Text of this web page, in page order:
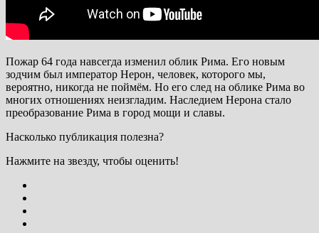
Пожар 64 года навсегда изменил облик Рима. Его новым
зодчим был император Нерон, человек, которого мы,
вероятно, никогда не поймём. Но его след на облике Рима во
многих отношениях неизгладим. Наследием Нерона стало
преобразование Рима в город мощи и славы.
Насколько публикация полезна?
Нажмите на звезду, чтобы оценить!